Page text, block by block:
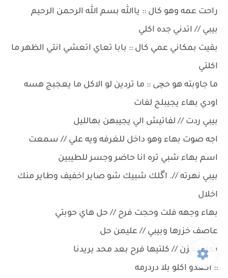
راحت عمه وهو كال :: ياالله بسم الله الرحمن الرحيم
بيبي // اتدني جده اكلي
بقيت بمكاني عمي كال :: بابا تعاي اتعشي انتي الظهر ما
اكلتي
ما جاوبته هو حچى :: ما تردين لو الاكل ما يعجبج هسه
اودي بهاء يجيبلج لفات
بيبي ردت // لفاتيش الي يجيبهن بهالليل
اجه صوت بهاء وهو داخل للغرفه ويه علي // سمعت
اسم بهاء شبي تره انا حاضر وجسر للطيبين
بيبي نهرته //. اگلك شبيك شو صاير اخفيف وطاير منك
اخلال
بهاء وجهه فلت وحجت فرح // حل هاي حوبتي
عاصف خزرها وبيبي // عليمن حل
بهاء بحزن // كلتيها فرح بعد محد يريدنا
:: اكعدو اكلو بلا دردرمه